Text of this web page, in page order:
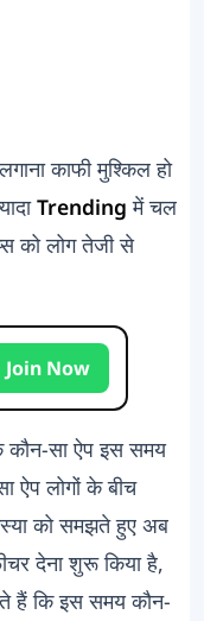
काफी मुश्किल हो
Trending में चल
को लोग तेजी से
Join Now
कौन-सा ऐप इस समय
ऐप लोगों के बीच
को समझते हुए अब
देना शुरू किया है,
हैं कि इस समय कौन-